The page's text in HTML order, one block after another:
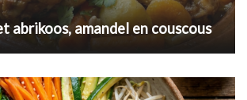
abrikoos, amandel en couscous